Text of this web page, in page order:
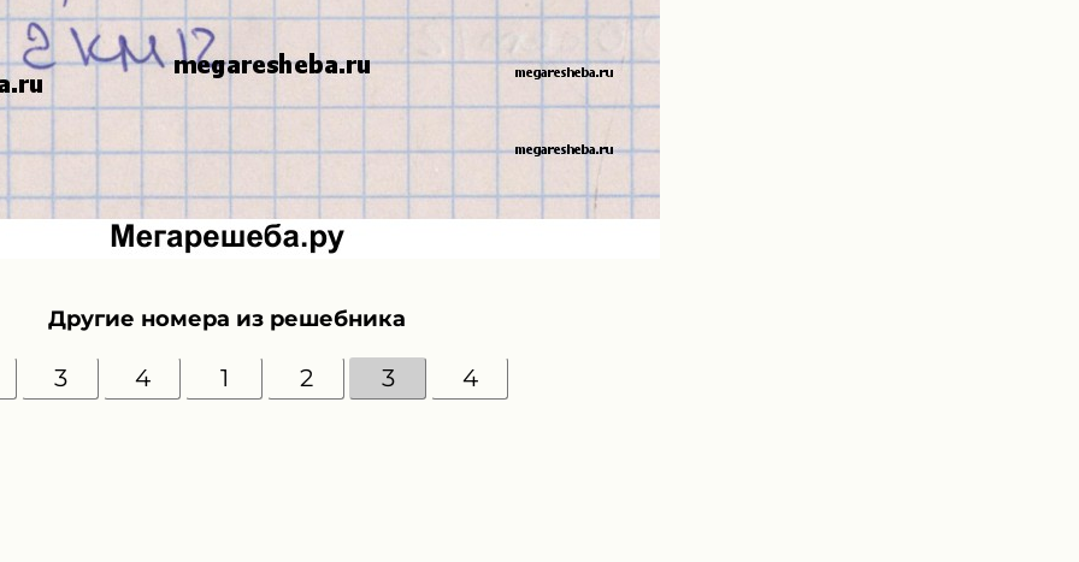
Другие номера из решебника
3 4 1 2 3 4